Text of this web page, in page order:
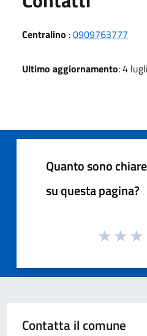
Centralino :0909763777
Ultimo aggiornamento: 4
Quanto sono
su questa pagina?
Contatta il comune